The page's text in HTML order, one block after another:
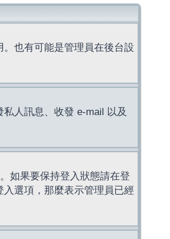
也有可能是管理員在後台設
人訊息、收發 e-mail 以及
如果要保持登入狀態請在登
選項，那麼表示管理員已經